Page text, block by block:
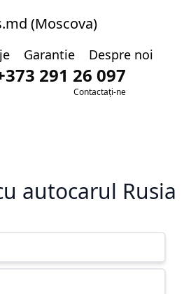
(Moscova)
Garantie
Despre noi
291 26 097
Contactați-ne
autocarul Rusia